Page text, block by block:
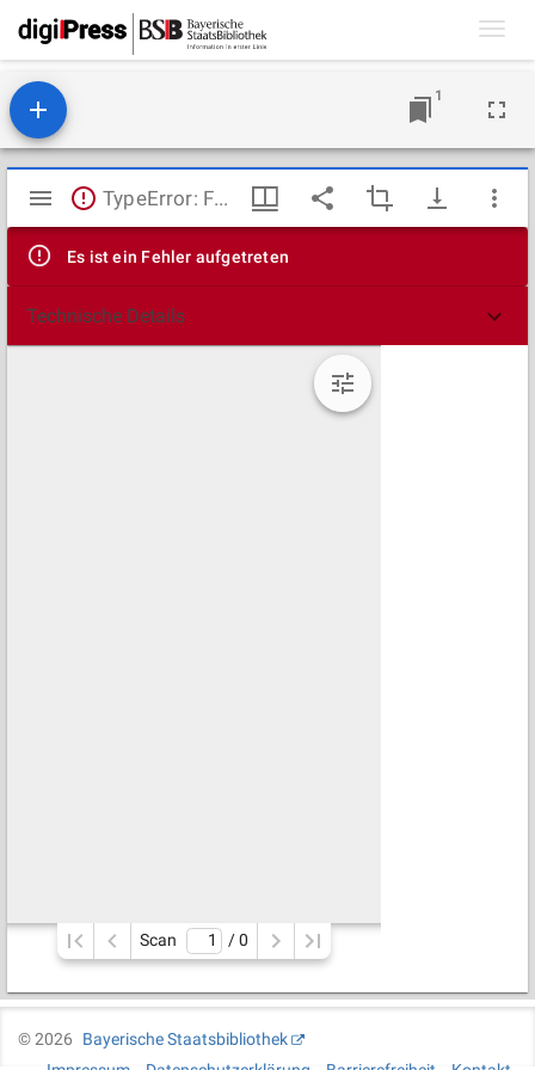
1
Mirador
Viewer
TypeError: Failed to fetch
Es ist ein Fehler aufgetreten
Technische Details
Scan / 0
©2026
Bayerische Staatsbibliothek